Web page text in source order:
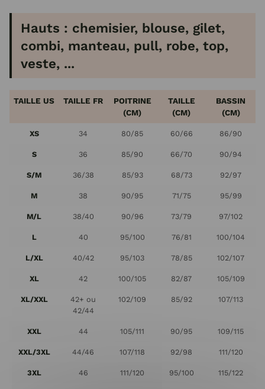
Hauts : chemisier, blouse, gilet,
combi, manteau, pull, robe, top,
veste, ...
TAILLE US TAILLE FR
POITRINE
(CM)
TAILLE
(CM)
BASSIN
(CM)
XS 34 80/85 60/66 86/90
S 36 85/90 66/70 90/94
S/M 36/38 85/93 68/73 92/97
M 38 90/95 71/75 95/99
M/L 38/40 90/96 73/79 97/102
L 40 95/100 76/81 100/104
L/XL 40/42 95/103 78/85 102/107
XL 42 100/105 82/87 105/109
XL/XXL
42+ ou
42/44
102/109 85/92 107/113
XXL 44 105/111 90/95 109/115
XXL/3XL 44/46 107/118 92/98 111/120
3XL 46 111/120 95/100 115/122